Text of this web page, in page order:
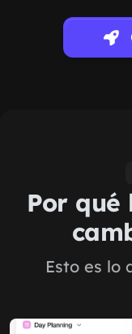
Por qué
Esto es lo